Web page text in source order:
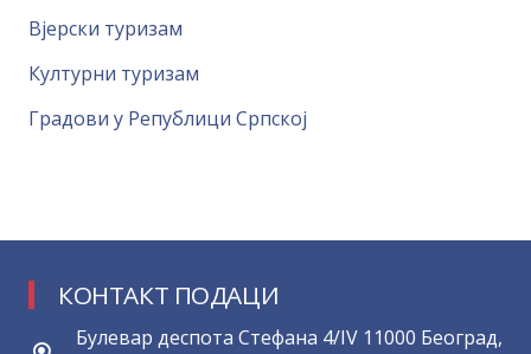
Вјерски туризам
Културни туризам
Градови у Републици Српској
КОНТАКТ ПОДАЦИ
Булевар деспота Стефана 4/IV 11000 Београд,